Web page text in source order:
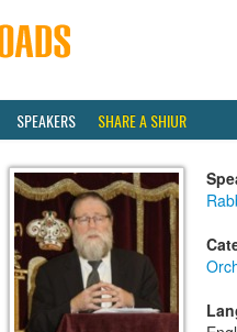
SPEAKERS SHARE A SHIUR